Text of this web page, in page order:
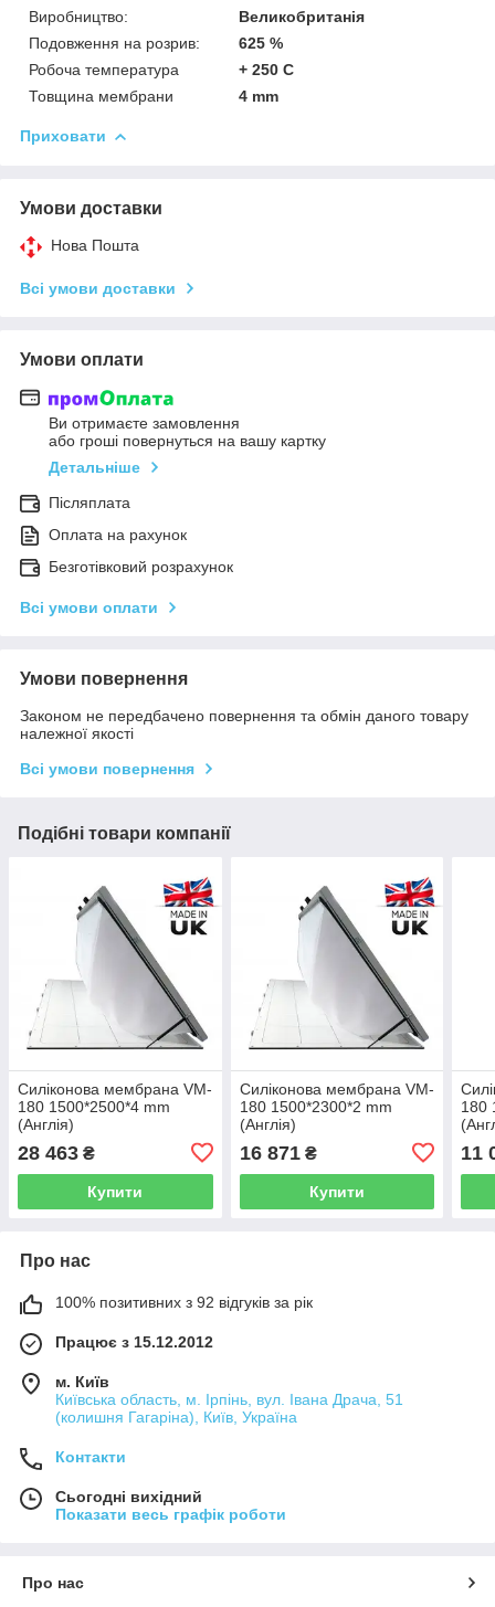
Виробництво:
Великобританія
Подовження на розрив:
625 %
Робоча температура
+ 250 С
Товщина мембрани
4 mm
Приховати
Умови доставки
Нова Пошта
Всі умови доставки
Умови оплати
Ви отримаєте замовлення
або гроші повернуться на вашу картку
Детальніше
Післяплата
Оплата на рахунок
Безготівковий розрахунок
Всі умови оплати
Умови повернення
Законом не передбачено повернення та обмін даного товару
належної якості
Всі умови повернення
Подібні товари компанії
Силіконова мембрана VM-
180 1500*2500*4 mm
(Англія)
28 463 ₴
Купити
Силіконова мембрана VM-
180 1500*2300*2 mm
(Англія)
16 871₴
Купити
180
11
Про нас
100% позитивних з 92 відгуків за рік
Працює з 15.12.2012
м. Київ
Київська область, м. Ірпінь, вул. Івана Драча, 51
(колишня Гагаріна), Київ, Україна
Контакти
Сьогодні вихідний
Показати весь графік роботи
Про нас